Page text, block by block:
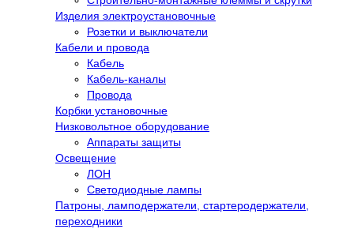
Изделия электроустановочные
Розетки и выключатели
Кабели и провода
Кабель
Кабель-каналы
Провода
Корбки установочные
Низковольтное оборудование
Аппараты защиты
Освещение
ЛОН
Светодиодные лампы
Патроны, ламподержатели, стартеродержатели,
переходники